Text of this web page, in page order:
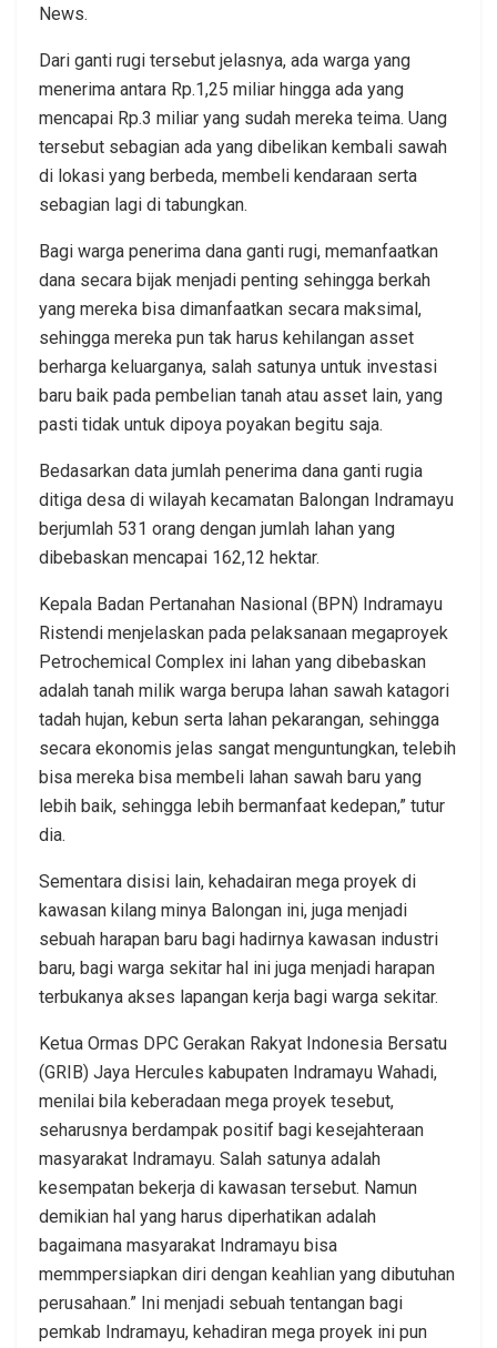
News.
Dari ganti rugi tersebut jelasnya, ada warga yang
menerima antara Rp.1,25 miliar hingga ada yang
mencapai Rp.3 miliar yang sudah mereka teima. Uang
tersebut sebagian ada yang dibelikan kembali sawah
di lokasi yang berbeda, membeli kendaraan serta
sebagian lagi di tabungkan.
Bagi warga penerima dana ganti rugi, memanfaatkan
dana secara bijak menjadi penting sehingga berkah
yang mereka bisa dimanfaatkan secara maksimal,
sehingga mereka pun tak harus kehilangan asset
berharga keluarganya, salah satunya untuk investasi
baru baik pada pembelian tanah atau asset lain, yang
pasti tidak untuk dipoya poyakan begitu saja.
Bedasarkan data jumlah penerima dana ganti rugia
ditiga desa di wilayah kecamatan Balongan Indramayu
berjumlah 531 orang dengan jumlah lahan yang
dibebaskan mencapai 162,12 hektar.
Kepala Badan Pertanahan Nasional (BPN) Indramayu
Ristendi menjelaskan pada pelaksanaan megaproyek
Petrochemical Complex ini lahan yang dibebaskan
adalah tanah milik warga berupa lahan sawah katagori
tadah hujan, kebun serta lahan pekarangan, sehingga
secara ekonomis jelas sangat menguntungkan, telebih
bisa mereka bisa membeli lahan sawah baru yang
lebih baik, sehingga lebih bermanfaat kedepan,” tutur
dia.
Sementara disisi lain, kehadairan mega proyek di
kawasan kilang minya Balongan ini, juga menjadi
sebuah harapan baru bagi hadirnya kawasan industri
baru, bagi warga sekitar hal ini juga menjadi harapan
terbukanya akses lapangan kerja bagi warga sekitar.
Ketua Ormas DPC Gerakan Rakyat Indonesia Bersatu
(GRIB) Jaya Hercules kabupaten Indramayu Wahadi,
menilai bila keberadaan mega proyek tesebut,
seharusnya berdampak positif bagi kesejahteraan
masyarakat Indramayu. Salah satunya adalah
kesempatan bekerja di kawasan tersebut. Namun
demikian hal yang harus diperhatikan adalah
bagaimana masyarakat Indramayu bisa
memmpersiapkan diri dengan keahlian yang dibutuhan
perusahaan.” Ini menjadi sebuah tentangan bagi
pemkab Indramayu, kehadiran mega proyek ini pun